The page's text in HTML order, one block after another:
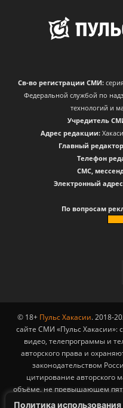
Политика
Св-во регистрации СМИ:
Федеральной службой по
технологий и
Учредитель
Адрес редакции:
Главный
Телефон
CМС,
Электронный
По вопросам
© 18+ Пульс Хакасии. 2018-
сайте СМИ «Пульс Хакасии»:
видео, телепрограммы и
авторского права и
законодательством
цитирование авторского
объёме, не превышающем
публикации с